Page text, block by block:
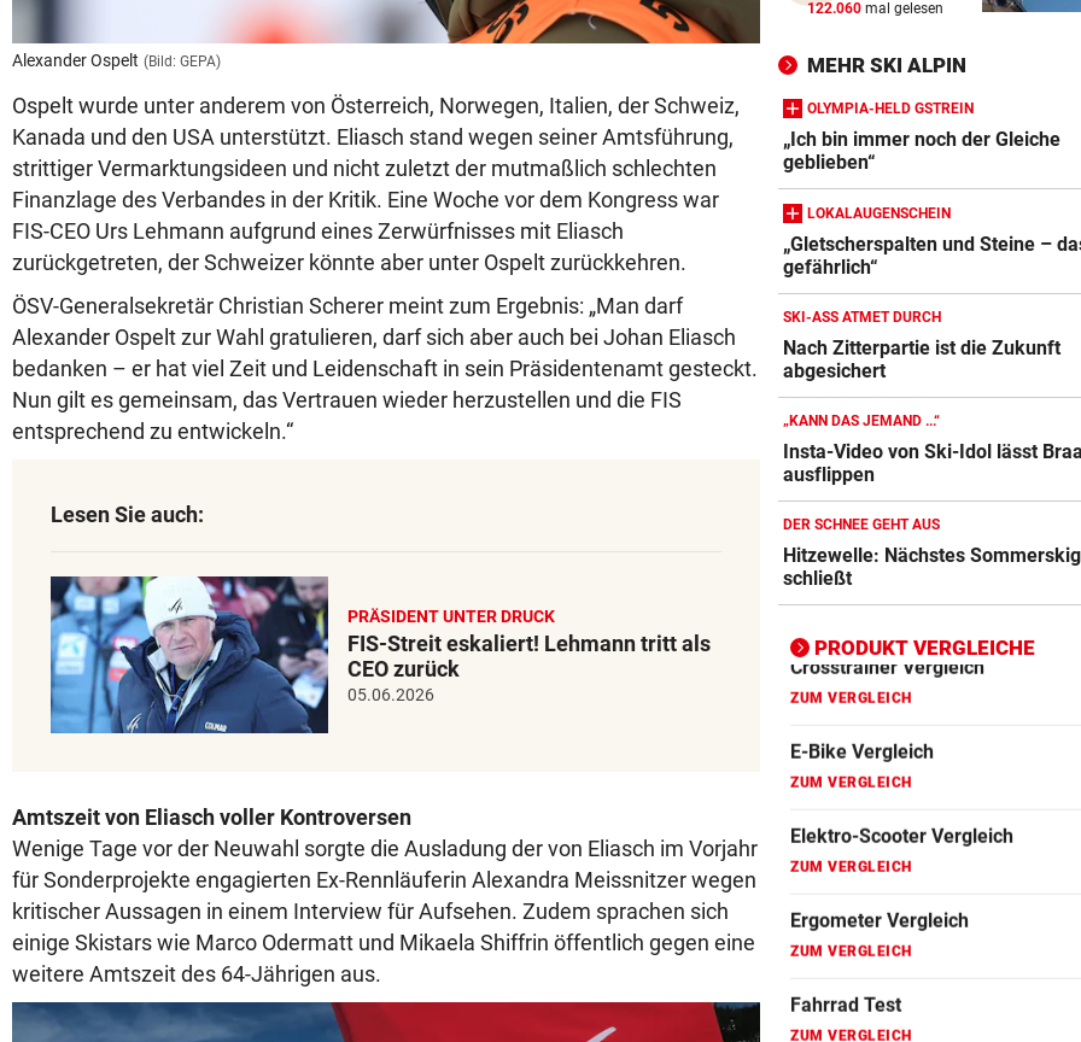
Alexander Ospelt (Bild: GEPA)
Ospelt wurde unter anderem von Österreich, Norwegen, Italien, der Schweiz,
Kanada und den USA unterstützt. Eliasch stand wegen seiner Amtsführung,
strittiger Vermarktungsideen und nicht zuletzt der mutmaßlich schlechten
Finanzlage des Verbandes in der Kritik. Eine Woche vor dem Kongress war
FIS-CEO Urs Lehmann aufgrund eines Zerwürfnisses mit Eliasch
zurückgetreten, der Schweizer könnte aber unter Ospelt zurückkehren.
ÖSV-Generalsekretär Christian Scherer meint zum Ergebnis: „Man darf
Alexander Ospelt zur Wahl gratulieren, darf sich aber auch bei Johan Eliasch
bedanken – er hat viel Zeit und Leidenschaft in sein Präsidentenamt gesteckt.
Nun gilt es gemeinsam, das Vertrauen wieder herzustellen und die FIS
entsprechend zu entwickeln.“
Lesen Sie auch:
PRÄSIDENT UNTER DRUCK
FIS-Streit eskaliert! Lehmann tritt als
CEO zurück
05.06.2026
Amtszeit von Eliasch voller Kontroversen
Wenige Tage vor der Neuwahl sorgte die Ausladung der von Eliasch im Vorjahr
für Sonderprojekte engagierten Ex-Rennläuferin Alexandra Meissnitzer wegen
kritischer Aussagen in einem Interview für Aufsehen. Zudem sprachen sich
einige Skistars wie Marco Odermatt und Mikaela Shiffrin öffentlich gegen eine
weitere Amtszeit des 64-Jährigen aus.
122.060 mal gelesen
MEHR SKI ALPIN
OLYMPIA-HELD GSTREIN
„Ich bin immer noch der Gleiche
geblieben“
LOKALAUGENSCHEIN
„Gletscherspalten und Steine –
gefährlich“
SKI-ASS ATMET DURCH
Nach Zitterpartie ist die Zukunft
abgesichert
„KANN DAS JEMAND ...“
Insta-Video von Ski-Idol lässt
ausflippen
DER SCHNEE GEHT AUS
Hitzewelle: Nächstes
schließt
PRODUKT VERGLEICHE
Action-Cam Vergleich
ZUM VERGLEICH
Crosstrainer Vergleich
ZUM VERGLEICH
E-Bike Vergleich
ZUM VERGLEICH
Elektro-Scooter Vergleich
ZUM VERGLEICH
Ergometer Vergleich
ZUM VERGLEICH
Fahrrad Test
Fahrradanhänger Vergleich
Faszienrolle Vergleich
Hoverboard Vergleich
Kinderfahrrad Vergleich